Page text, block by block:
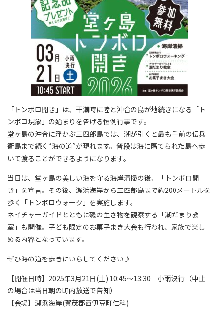
「トンボロ開き」は、干潮時に陸と沖合の島が地続きになる「ト
ンボロ現象」の始まりを告げる恒例行事です。
堂ヶ島の沖合に浮かぶ三四郎島では、潮が引くと最も手前の伝兵
衛島まで続く“海の道”が現れます。普段は海に隔てられた島へ歩
いて渡ることができるようになります。
当日は、堂ヶ島の美しい海を守る海岸清掃の後、「トンボロ開
き」を宣言。その後、瀬浜海岸から三四郎島まで約200メートルを
歩く「トンボロウォーク」を実施します。
ネイチャーガイドとともに磯の生き物を観察する「潮だまり教
室」も開催。子ども限定のお菓子まき大会も行われ、家族で楽し
める内容となっています。
ぜひ海の道を歩きにいらしてください♪
【開催日時】2025年3月21日(土) 10:45～13:30 小雨決行（中止
の場合は当日朝の町内放送で告知）
【会場】瀬浜海岸(賀茂郡西伊豆町仁科)